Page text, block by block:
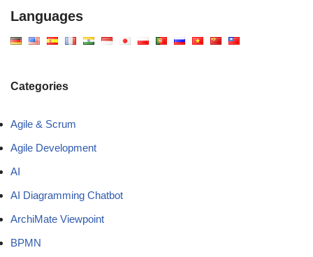
Languages
Categories
Agile & Scrum
Agile Development
AI
AI Diagramming Chatbot
ArchiMate Viewpoint
BPMN